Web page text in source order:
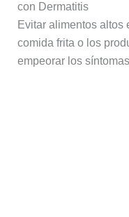
con Dermatitis
Evitar alimentos altos
comida frita o los
empeorar los